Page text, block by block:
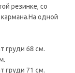
резинке, со
одной
груди 68 см.
груди 71 см.